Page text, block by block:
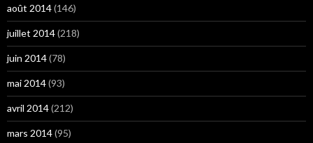
août 2014(146)
juillet 2014(218)
juin 2014(78)
mai 2014(93)
avril 2014(212)
mars 2014(95)